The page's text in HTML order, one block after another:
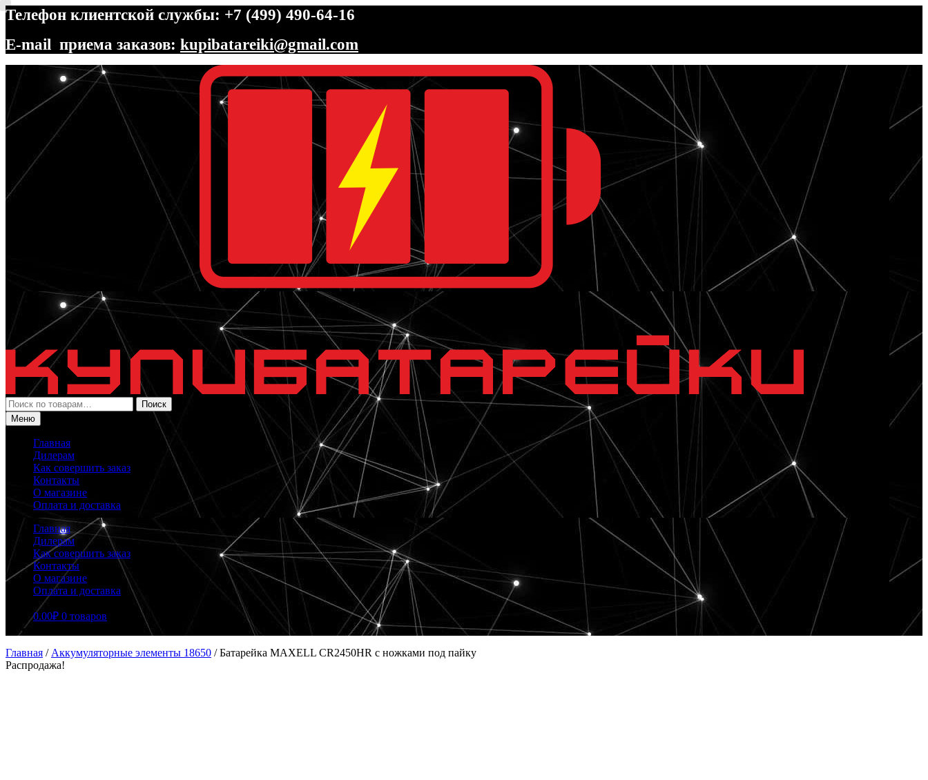
Телефон клиентской службы: +7 (499) 490-64-16
E-mail приема заказов: kupibatareiki@gmail.com
Перейти
навигации
Перейти
содержимому
Искать:
Поиск
Меню
Главная
Дилерам
Как совершить заказ
Контакты
О магазине
Оплата и доставка
Главная
Дилерам
Как совершить заказ
Контакты
О магазине
Оплата и доставка
0.00₽ 0 товаров
Главная / Аккумуляторные элементы 18650 /Батарейка MAXELL CR2450HR с ножками под пайку
Распродажа!